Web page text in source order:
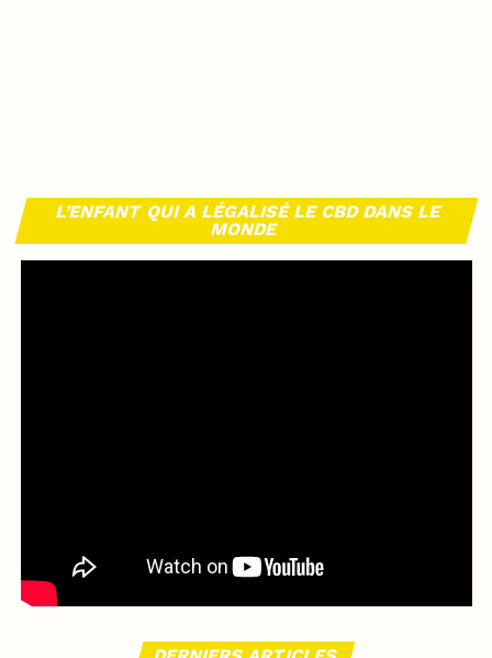
L’ENFANT QUI A LÉGALISÉ LE CBD DANS LE
MONDE